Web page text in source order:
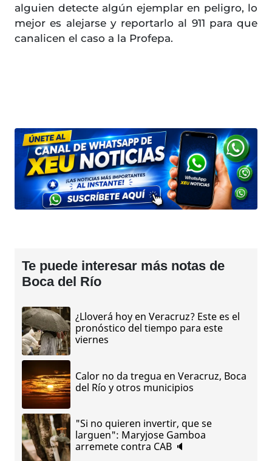
alguien detecte algún ejemplar en peligro, lo
mejor es alejarse y reportarlo al 911 para que
canalicen el caso a la Profepa.
Te puede interesar más notas de
Boca del Río
¿Lloverá hoy en Veracruz? Este es el
pronóstico del tiempo para este
viernes
Calor no da tregua en Veracruz, Boca
del Río y otros municipios
"Si no quieren invertir, que se
larguen": Maryjose Gamboa
arremete contra CAB 🔈